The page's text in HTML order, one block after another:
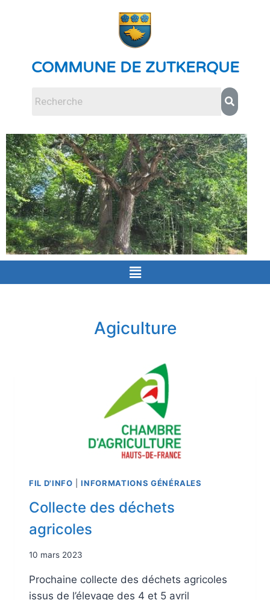
COMMUNE DE ZUTKERQUE
Agiculture
FIL D'INFO |INFORMATIONS GÉNÉRALES
Collecte des déchets
agricoles
10 mars 2023
Prochaine collecte des déchets agricoles
issus de l’élevage des 4 et 5 avril